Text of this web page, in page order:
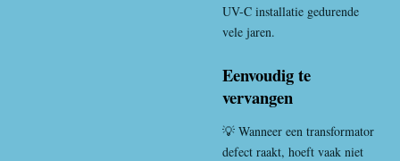
UV-C installatie gedurende
vele jaren.
Eenvoudig te
vervangen
💡 Wanneer een transformator
defect raakt, hoeft vaak niet